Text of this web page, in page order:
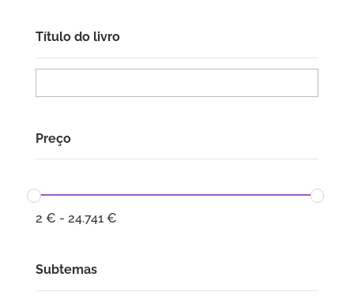
Título do livro
Preço
2 € - 24.741 €
Subtemas